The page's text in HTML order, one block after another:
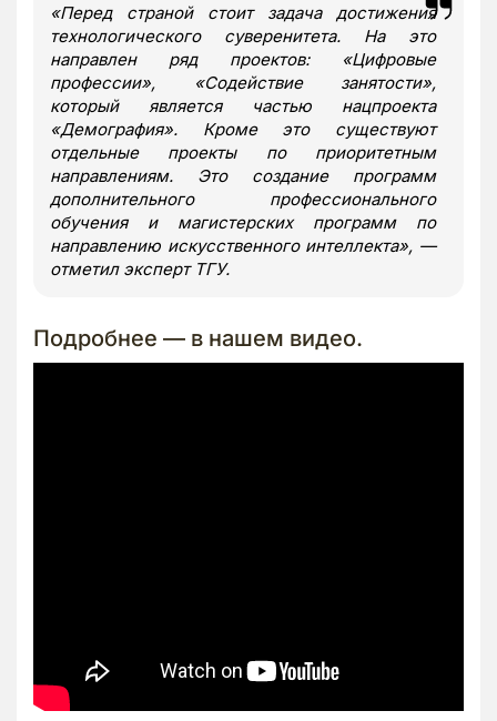
«Перед страной стоит задача достижения
технологического суверенитета. На это
направлен ряд проектов: «Цифровые
профессии», «Содействие занятости»,
который является частью нацпроекта
«Демография». Кроме это существуют
отдельные проекты по приоритетным
направлениям. Это создание программ
дополнительного профессионального
обучения и магистерских программ по
направлению искусственного интеллекта», —
отметил эксперт ТГУ.
Подробнее — в нашем видео.